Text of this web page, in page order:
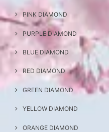
PINK DIAMOND
PURPLE DIAMOND
BLUE DIAMOND
RED DIAMOND
GREEN DIAMOND
YELLOW DIAMOND
ORANGE DIAMOND